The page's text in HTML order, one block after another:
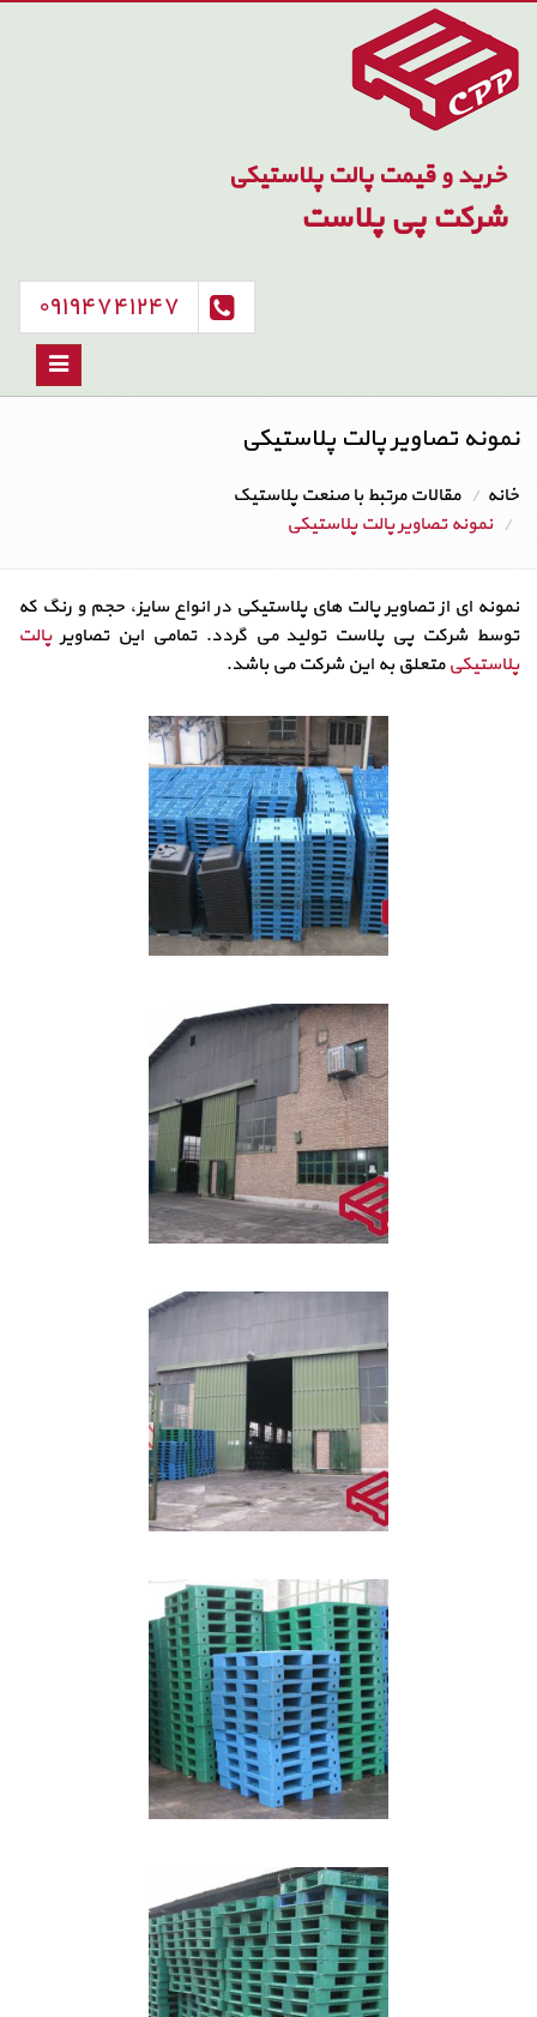
خرید و قیمت پالت پلاستیکی
شرکت پی پلاست
۰۹۱۹۴۷۴۱۲۴۷
Toggle
نمونه تصاویر پالت پلاستیکی
خانه
مقالات مرتبط با صنعت پلاستیک
نمونه تصاویر پالت پلاستیکی
نمونه ای از تصاویر پالت های پلاستیکی در انواع سایز، حجم و رنگ که
توسط شرکت پی پلاست تولید می گردد. تمامی این تصاویرپالت
پلاستیکیمتعلق به این شرکت می باشد.